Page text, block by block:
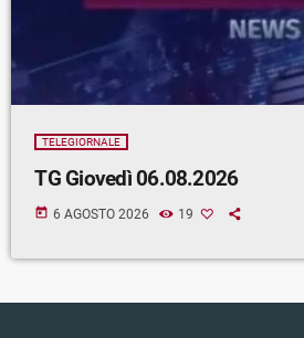
TELEGIORNALE
TG Giovedì 06.08.2026
today 6 AGOSTO 2026 19